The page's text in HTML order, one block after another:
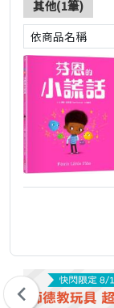
其他(1筆)